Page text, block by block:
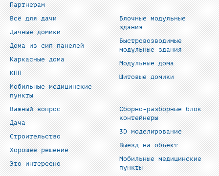
Партнерам
Всё для дачи
Дачные домики
Дома из сип панелей
Каркасные дома
КПП
Мобильные медицинские
пункты
Блочные модульные
здания
Быстровозводимые
модульные здания
Модульные дома
Щитовые домики
Важный вопрос
Дача
Строительство
Хорошее решение
Это интересно
Сборно-разборные блок
контейнеры
3D моделирование
Выезд на объект
Мобильные медицинские
пункты